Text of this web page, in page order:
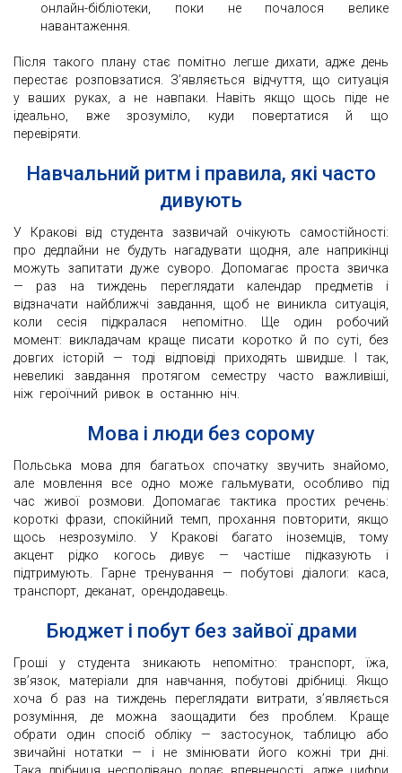
онлайн-бібліотеки, поки не почалося велике
навантаження.
Після такого плану стає помітно легше дихати, адже день
перестає розповзатися. З’являється відчуття, що ситуація
у ваших руках, а не навпаки. Навіть якщо щось піде не
ідеально, вже зрозуміло, куди повертатися й що
перевіряти.
Навчальний ритм і правила, які часто
дивують
У Кракові від студента зазвичай очікують самостійності:
про дедлайни не будуть нагадувати щодня, але наприкінці
можуть запитати дуже суворо. Допомагає проста звичка
— раз на тиждень переглядати календар предметів і
відзначати найближчі завдання, щоб не виникла ситуація,
коли сесія підкралася непомітно. Ще один робочий
момент: викладачам краще писати коротко й по суті, без
довгих історій — тоді відповіді приходять швидше. І так,
невеликі завдання протягом семестру часто важливіші,
ніж героїчний ривок в останню ніч.
Мова і люди без сорому
Польська мова для багатьох спочатку звучить знайомо,
але мовлення все одно може гальмувати, особливо під
час живої розмови. Допомагає тактика простих речень:
короткі фрази, спокійний темп, прохання повторити, якщо
щось незрозуміло. У Кракові багато іноземців, тому
акцент рідко когось дивує — частіше підказують і
підтримують. Гарне тренування — побутові діалоги: каса,
транспорт, деканат, орендодавець.
Бюджет і побут без зайвої драми
Гроші у студента зникають непомітно: транспорт, їжа,
зв’язок, матеріали для навчання, побутові дрібниці. Якщо
хоча б раз на тиждень переглядати витрати, з’являється
розуміння, де можна заощадити без проблем. Краще
обрати один спосіб обліку — застосунок, таблицю або
звичайні нотатки — і не змінювати його кожні три дні.